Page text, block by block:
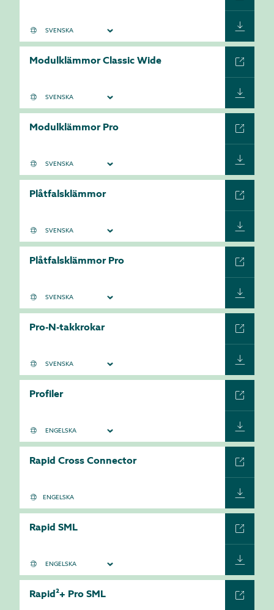
Modulklämmor Classic Wide
Modulklämmor Pro
Plåtfalsklämmor
Plåtfalsklämmor Pro
Pro-N-takkrokar
Profiler
Rapid Cross Connector
ENGELSKA
Rapid SML
Rapid²+ Pro SML